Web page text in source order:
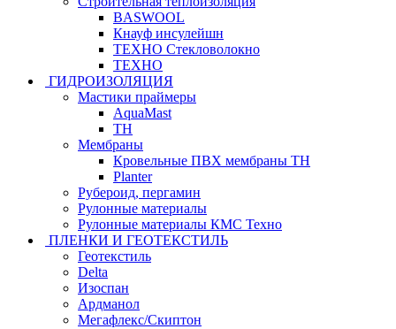
BASWOOL
Кнауф инсулейшн
ТЕХНО Стекловолокно
ТЕХНО
ГИДРОИЗОЛЯЦИЯ
Мастики праймеры
AquaMast
ТН
Мембраны
Кровельные ПВХ мембраны ТН
Planter
Рубероид, пергамин
Рулонные материалы
Рулонные материалы КМС Техно
ПЛЕНКИ И ГЕОТЕКСТИЛЬ
Геотекстиль
Delta
Изоспан
Ардманол
Мегафлекс/Скиптон